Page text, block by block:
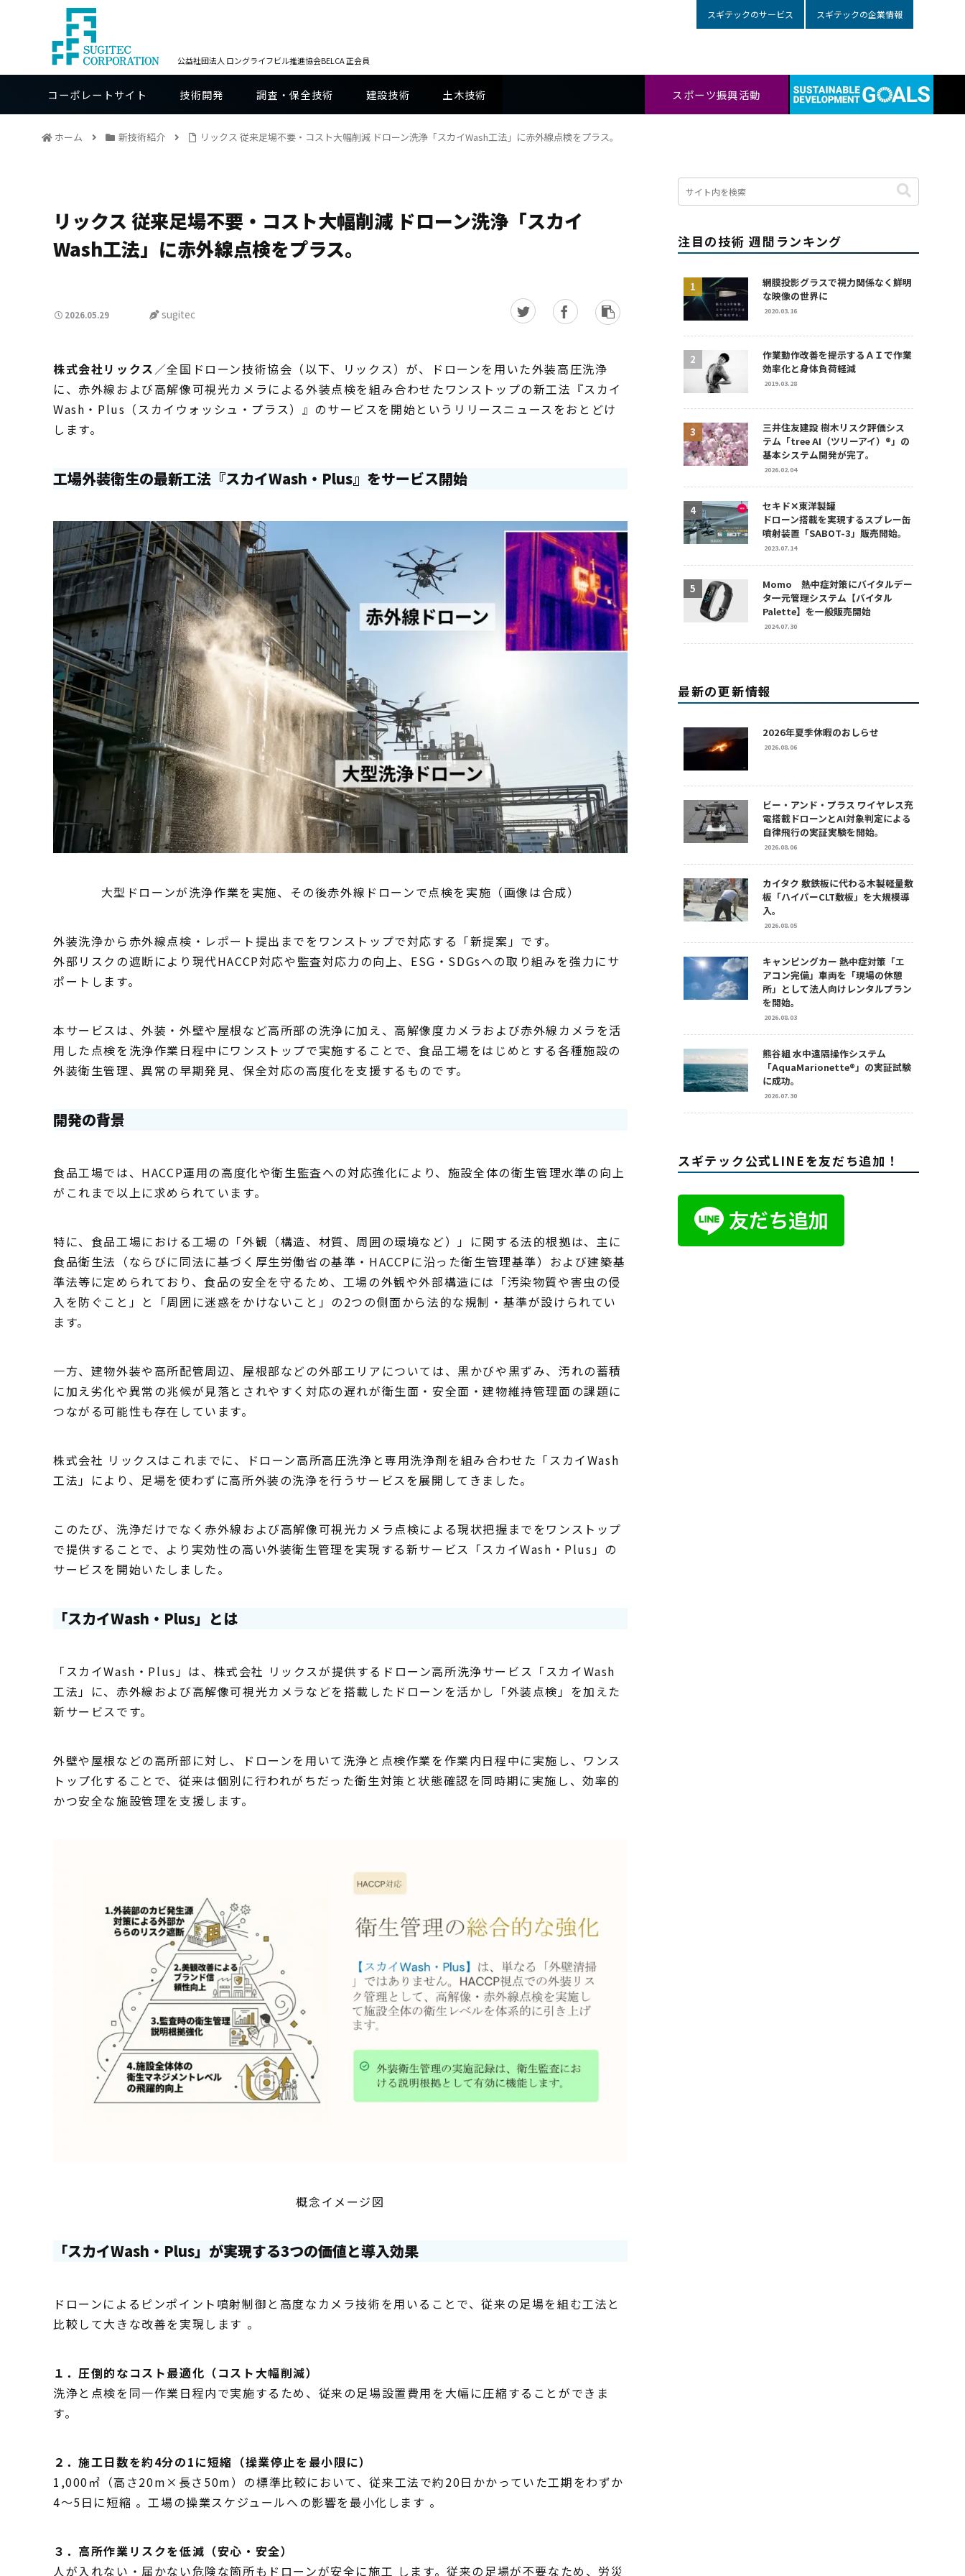
公益社団法人 ロングライフビル推進協会BELCA 正会員
スギテックのサービス スギテックの企業情報
コーポレートサイト 技術開発 調査・保全技術 建設技術 土木技術 スポーツ振興活動
ホーム 新技術紹介 リックス 従来足場不要・コスト大幅削減 ドローン洗浄「スカイWash工法」に赤外線点検をプラス。
リックス 従来足場不要・コスト大幅削減 ドローン洗浄「スカイ
Wash工法」に赤外線点検をプラス。
2026.05.29 sugitec
株式会社リックス ／全国ドローン技術協会（以下、リックス）が、ドローンを用いた外装高圧洗浄
に、赤外線および高解像可視光カメラによる外装点検を組み合わせたワンストップの新工法『スカイ
Wash・Plus（スカイウォッシュ・プラス）』のサービスを開始というリリースニュースをおとどけ
します。
工場外装衛生の最新工法『スカイWash・Plus』をサービス開始
大型ドローンが洗浄作業を実施、その後赤外線ドローンで点検を実施（画像は合成）
外装洗浄から赤外線点検・レポート提出までをワンストップで対応する「新提案」です。
外部リスクの遮断により現代HACCP対応や監査対応力の向上、ESG・SDGsへの取り組みを強力にサ
ポートします。
本サービスは、外装・外壁や屋根など高所部の洗浄に加え、高解像度カメラおよび赤外線カメラを活
用した点検を洗浄作業日程中にワンストップで実施することで、食品工場をはじめとする各種施設の
外装衛生管理、異常の早期発見、保全対応の高度化を支援するものです。
開発の背景
食品工場では、HACCP運用の高度化や衛生監査への対応強化により、施設全体の衛生管理水準の向上
がこれまで以上に求められています。
特に、食品工場における工場の「外観（構造、材質、周囲の環境など）」に関する法的根拠は、主に
食品衛生法（ならびに同法に基づく厚生労働省の基準・HACCPに沿った衛生管理基準）および建築基
準法等に定められており、食品の安全を守るため、工場の外観や外部構造には「汚染物質や害虫の侵
入を防ぐこと」と「周囲に迷惑をかけないこと」の2つの側面から法的な規制・基準が設けられてい
ます。
一方、建物外装や高所配管周辺、屋根部などの外部エリアについては、黒かびや黒ずみ、汚れの蓄積
に加え劣化や異常の兆候が見落とされやすく対応の遅れが衛生面・安全面・建物維持管理面の課題に
つながる可能性も存在しています。
株式会社 リックスはこれまでに、ドローン高所高圧洗浄と専用洗浄剤を組み合わせた「スカイWash
工法」により、足場を使わずに高所外装の洗浄を行うサービスを展開してきました。
このたび、洗浄だけでなく赤外線および高解像可視光カメラ点検による現状把握までをワンストップ
で提供することで、より実効性の高い外装衛生管理を実現する新サービス「スカイWash・Plus」の
サービスを開始いたしました。
「スカイWash・Plus」とは
「スカイWash・Plus」は、株式会社 リックスが提供するドローン高所洗浄サービス「スカイWash
工法」に、赤外線および高解像可視光カメラなどを搭載したドローンを活かし「外装点検」を加えた
新サービスです。
外壁や屋根などの高所部に対し、ドローンを用いて洗浄と点検作業を作業内日程中に実施し、ワンス
トップ化することで、従来は個別に行われがちだった衛生対策と状態確認を同時期に実施し、効率的
かつ安全な施設管理を支援します。
概念イメージ図
「スカイWash・Plus」が実現する3つの価値と導入効果
ドローンによるピンポイント噴射制御と高度なカメラ技術を用いることで、従来の足場を組む工法と
比較して大きな改善を実現します 。
１．圧倒的なコスト最適化（コスト大幅削減）
洗浄と点検を同一作業日程内で実施するため、従来の足場設置費用を大幅に圧縮することができま
す。
２．施工日数を約4分の1に短縮（操業停止を最小限に）
1,000㎡（高さ20m×長さ50m）の標準比較において、従来工法で約20日かかっていた工期をわずか
4〜5日に短縮 。工場の操業スケジュールへの影響を最小化します 。
３．高所作業リスクを低減（安心・安全）
人が入れない・届かない危険な箇所もドローンが安全に施工 します。従来の足場が不要なため、労災
注目の技術 週間ランキング
網膜投影グラスで視力関係なく鮮明
な映像の世界に
2020.03.16
作業動作改善を提示するＡＩで作業
効率化と身体負荷軽減
2019.03.28
三井住友建設 樹木リスク評価シス
テム「tree AI（ツリーアイ）®」の
基本システム開発が完了。
2026.02.04
セキド✕東洋製罐
ドローン搭載を実現するスプレー缶
噴射装置「SABOT-3」販売開始。
2023.07.14
Momo 熱中症対策にバイタルデー
タ一元管理システム【バイタル
Palette】を一般販売開始
2024.07.30
最新の更新情報
2026年夏季休暇のおしらせ
2026.08.06
ビー・アンド・プラス ワイヤレス充
電搭載ドローンとAI対象判定による
自律飛行の実証実験を開始。
2026.08.06
カイタク 敷鉄板に代わる木製軽量敷
板「ハイパーCLT敷板」を大規模導
入。
2026.08.05
キャンピングカー 熱中症対策「エ
アコン完備」車両を「現場の休憩
所」として法人向けレンタルプラン
を開始。
2026.08.03
熊谷組 水中遠隔操作システム
「AquaMarionette®」の実証試験
に成功。
2026.07.30
スギテック公式LINEを友だち追加！